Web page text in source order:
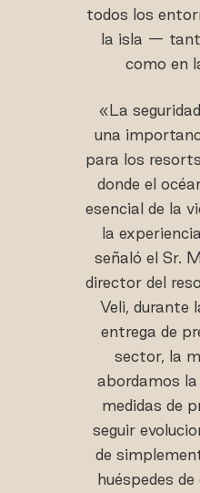
todos los
la isla —
como en
«La
una
para los
donde el
esencial de la
la
señaló el Sr.
director del
Veli, durante
entrega de
sector, la
abordamos
medidas de
seguir
de
huéspedes